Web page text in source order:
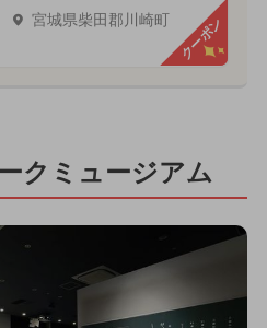
宮城県柴田郡川崎町 クーポン
クミュージアム